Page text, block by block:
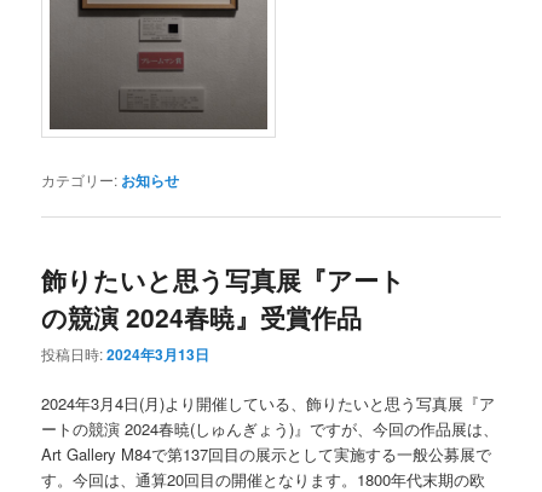
カテゴリー: お知らせ
飾りたいと思う写真展『アート
の競演 2024春暁』受賞作品
投稿日時:2024年3月13日
2024年3月4日(月)より開催している、飾りたいと思う写真展『ア
ートの競演 2024春暁(しゅんぎょう)』ですが、今回の作品展は、
Art Gallery M84で第137回目の展示として実施する一般公募展で
す。今回は、通算20回目の開催となります。1800年代末期の欧